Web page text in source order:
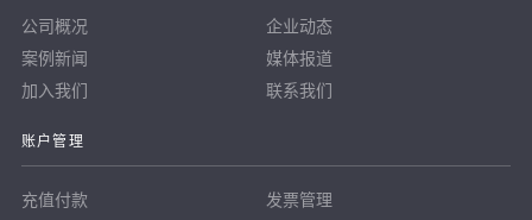
公司概况
企业动态
案例新闻
媒体报道
加入我们
联系我们
账户管理
充值付款
发票管理